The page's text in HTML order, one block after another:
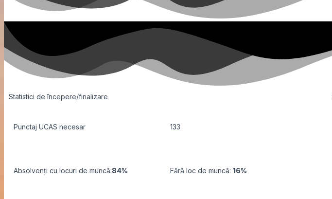
Statistici de începere/finalizare
Punctaj UCAS necesar 133
Absolvenți cu locuri de muncă:84% Fără loc de muncă: 16%